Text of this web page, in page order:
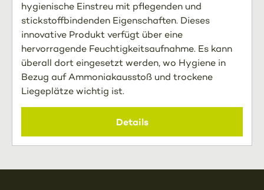
hygienische Einstreu mit pflegenden und
stickstoffbindenden Eigenschaften. Dieses
innovative Produkt verfügt über eine
hervorragende Feuchtigkeitsaufnahme. Es kann
überall dort eingesetzt werden, wo Hygiene in
Bezug auf Ammoniakausstoß und trockene
Liegeplätze wichtig ist.
Details